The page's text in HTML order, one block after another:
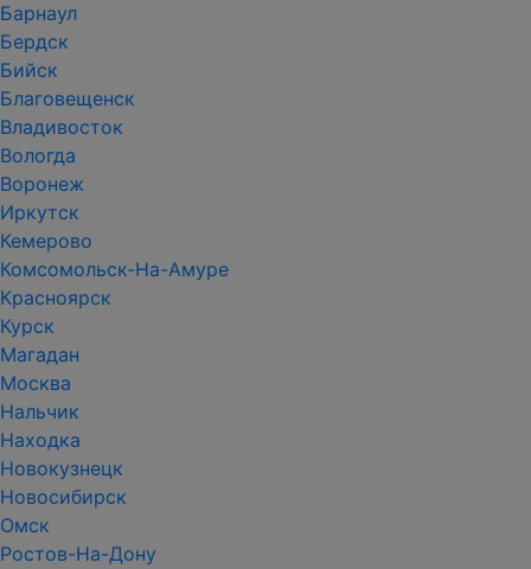
Барнаул
Бердск
Бийск
Благовещенск
Владивосток
Вологда
Воронеж
Иркутск
Кемерово
Комсомольск-На-Амуре
Красноярск
Курск
Магадан
Москва
Нальчик
Находка
Новокузнецк
Новосибирск
Омск
Ростов-На-Дону